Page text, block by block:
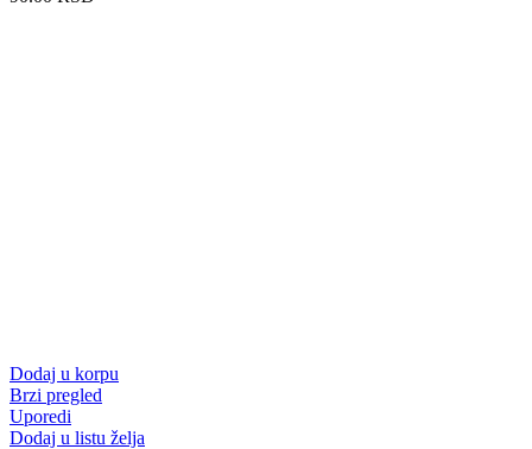
Dodaj u korpu
Brzi pregled
Uporedi
Dodaj u listu želja